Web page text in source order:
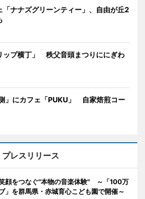
「ナナズグリーンティー」、自由が丘2
ップ横丁」 秩父音頭まつりににぎわ
」にカフェ「PUKU」 自家焙煎コー
プレスリリース
顔をつなぐ"本物の音楽体験" ～「100万
」を群馬県・赤城育心こども園で開催～